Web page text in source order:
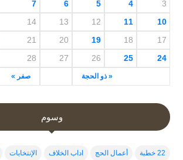
« ذو الحجة صفر »
3
4
5
6
7
10
11
12
13
14
17
18
19
20
21
24
25
26
27
28
وسوم
22 خطبة أعمال الحج اداب الخلاف الإنتخابات